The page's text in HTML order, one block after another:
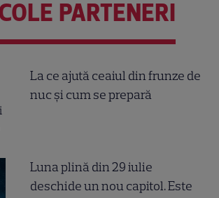
PARTENERI
La ce ajută ceaiul din frunze de
nuc și cum se prepară
Luna plină din 29 iulie
deschide un nou capitol. Este